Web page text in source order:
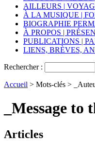
AILLEURS |
À LA MUSIQUE |
BIOGRAPHIE
À PROPOS |
PUBLICATIONS |
LIENS, BRÈVES,
Rechercher :
Accueil > Mots-clés >
_Message to
Articles